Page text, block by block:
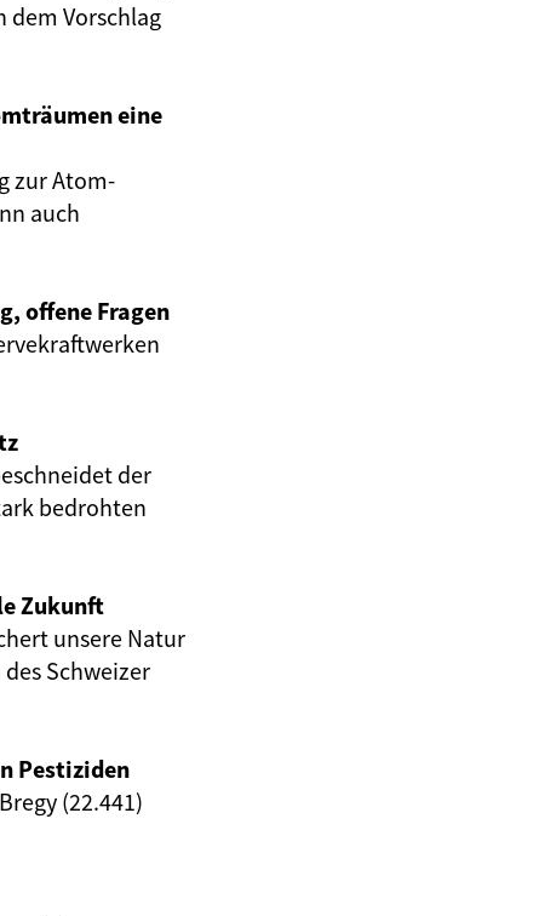
dem Vorschlag
eine
zur Atom-
auch
offene Fragen
der
bedrohten
Zukunft
unsere Natur
Schweizer
Pestiziden
(22.441)